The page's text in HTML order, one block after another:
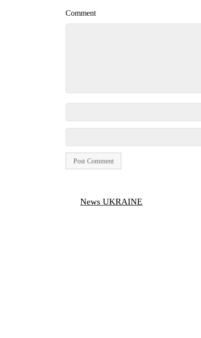
Comment
News UKRAINE